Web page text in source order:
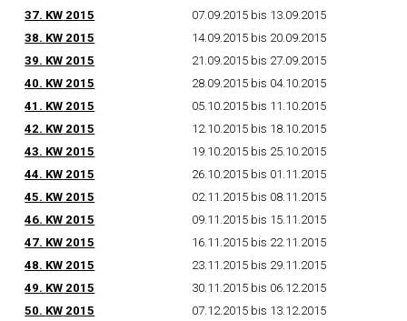
37. KW 2015
07.09.2015 bis 13.09.2015
38. KW 2015
14.09.2015 bis 20.09.2015
39. KW 2015
21.09.2015 bis 27.09.2015
40. KW 2015
28.09.2015 bis 04.10.2015
41. KW 2015
05.10.2015 bis 11.10.2015
42. KW 2015
12.10.2015 bis 18.10.2015
43. KW 2015
19.10.2015 bis 25.10.2015
44. KW 2015
26.10.2015 bis 01.11.2015
45. KW 2015
02.11.2015 bis 08.11.2015
46. KW 2015
09.11.2015 bis 15.11.2015
47. KW 2015
16.11.2015 bis 22.11.2015
48. KW 2015
23.11.2015 bis 29.11.2015
49. KW 2015
30.11.2015 bis 06.12.2015
50. KW 2015
07.12.2015 bis 13.12.2015